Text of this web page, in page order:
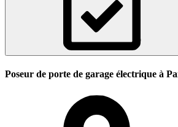
Poseur de porte de garage électrique à